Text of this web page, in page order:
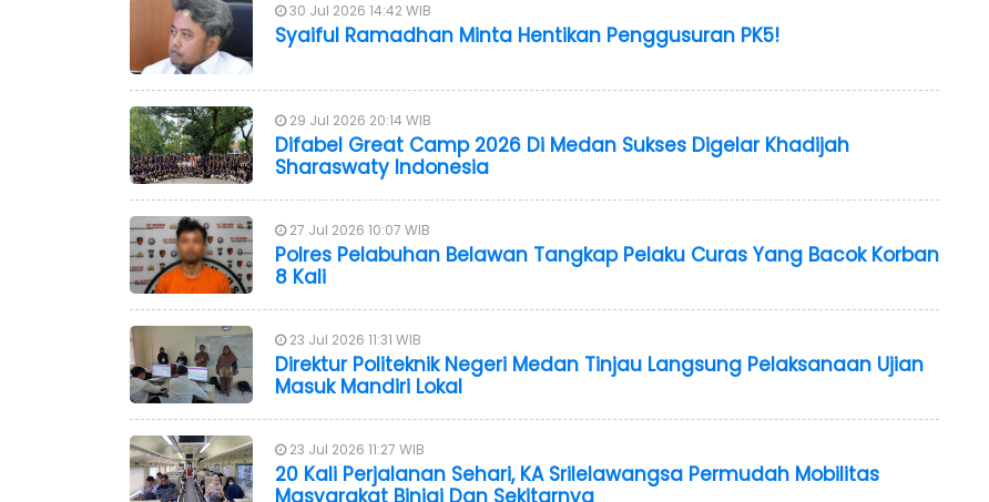
30 Jul 2026 14:42 WIB
Syaiful Ramadhan Minta Hentikan Penggusuran PK5!
29 Jul 2026 20:14 WIB
Difabel Great Camp 2026 Di Medan Sukses Digelar Khadijah
Sharaswaty Indonesia
27 Jul 2026 10:07 WIB
Polres Pelabuhan Belawan Tangkap Pelaku Curas Yang Bacok Korban
8 Kali
23 Jul 2026 11:31 WIB
Direktur Politeknik Negeri Medan Tinjau Langsung Pelaksanaan Ujian
Masuk Mandiri Lokal
23 Jul 2026 11:27 WIB
20 Kali Perjalanan Sehari, KA Srilelawangsa Permudah Mobilitas